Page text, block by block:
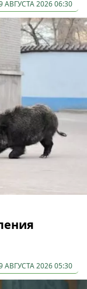
АВГУСТА 2026 06:30
АВГУСТА 2026 05:30